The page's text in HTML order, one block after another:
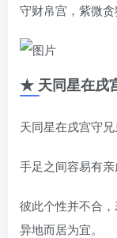
守财帛宫，紫微贪
★ 天同星在戌
天同星在戌宫守
手足之间容易有亲
彼此个性并不合
异地而居为宜。